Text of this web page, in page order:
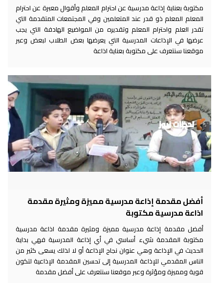
مكتوبة بعناية إذاعة مدرسية عن احترام المعلم وأقوال معبرة عن احترام
المعلم المعلم ذو قدر عند المتعلمين وفي المجتمعات المتقدمة التي
تقدر العلم واحترام المعلم وتقديره من المواضيع الهادفة التي يجب
عرضها في الإذاعات المدرسية التي يعرضها بعض الطلاب لبعض وعبر
موقعنا سنتعرف على مكتوبة بعناية اذاعة
أفضل مقدمة إذاعة مدرسية مميزة ومثيرة مقدمة
اذاعة مدرسية مكتوبة
أفضل مقدمة إذاعة مدرسية مميزة ومثيرة مقدمة اذاعة مدرسية
مكتوبة المقدمة شيء أساسي في أي إذاعة المدرسية فهي بداية
الحديث في الإذاعة وهي عنوان نجاح الإذاعة أو لا لذلك يسعى كثير من
الناس المقدمي للإذاعة المدرسية إلى تحسين المقدمة الإذاعية لتكون
قوية ومميزة ومؤثرة وعبر موقعنا سنتعرف على أفضل مقدمة